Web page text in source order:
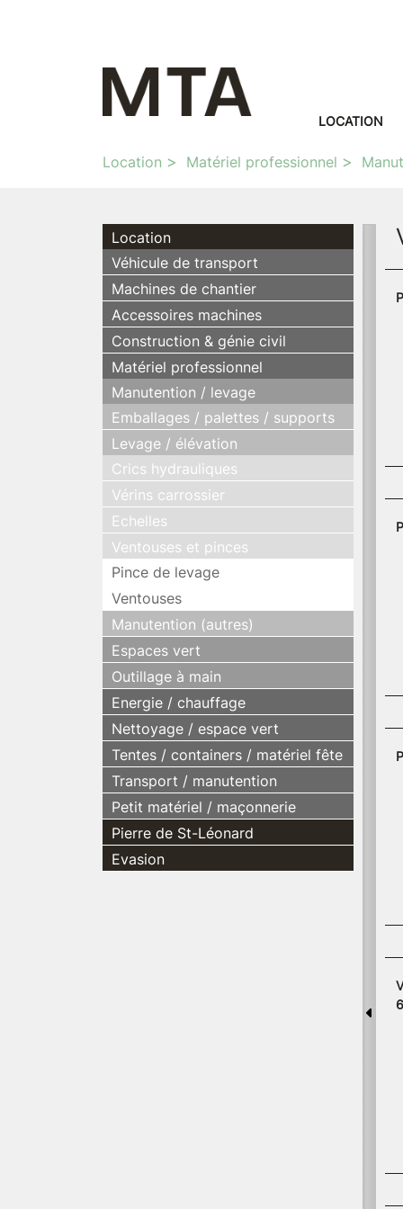
LOCATION
Location Matériel professionnel
Location
Véhicule de transport
Machines de chantier
Accessoires machines
Construction & génie civil
Matériel professionnel
Manutention / levage
Emballages / palettes / supports
Levage / élévation
Crics hydrauliques
Vérins carrossier
Echelles
Ventouses et pinces
Pince de levage
Ventouses
Manutention (autres)
Espaces vert
Outillage à main
Energie / chauffage
Nettoyage / espace vert
Tentes / containers / matériel fête
Transport / manutention
Petit matériel / maçonnerie
Pierre de St-Léonard
Evasion